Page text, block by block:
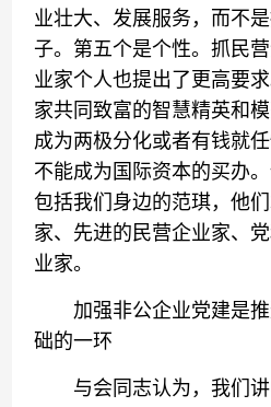
业壮大、发展服务，而不
子。第五个是个性。抓民
业家个人也提出了更高要
家共同致富的智慧精英和
成为两极分化或者有钱就
不能成为国际资本的买办
包括我们身边的范琪，他
家、先进的民营企业家、
业家。
加强非公企业党建是推
础的一环
与会同志认为，我们讲